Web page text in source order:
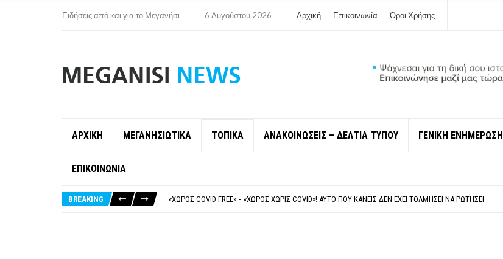
Ειδήσεις από και για το Μεγανήσι 6 Αυγούστου 2026 Αρχική Επικοινωνία Όροι Χρήσης
ΑΡΧΙΚΗ ΜΕΓΑΝΗΣΙΩΤΙΚΑ ΤΟΠΙΚΑ ΑΝΑΚΟΙΝΩΣΕΙΣ – ΔΕΛΤΙΑ ΤΥΠΟΥ ΓΕΝΙΚΗ ΕΝΗΜΕΡΩΣΗ
ΕΠΙΚΟΙΝΩΝΙΑ
BREAKING
«ΧΏΡΟΣ COVID FREE» = «ΧΏΡΟΣ ΧΩΡΊΣ COVID»! ΑΥΤΌ ΠΟΥ ΚΑΝΕΊΣ ΔΕΝ ΈΧΕΙ ΤΟΛΜΉΣΕΙ ΝΑ ΡΩΤΉΣΕΙ